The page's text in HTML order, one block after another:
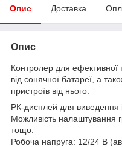
Опис Доставка
Опис
Контролер для ефективної
від сонячної батареї, а
пристроїв від нього.
РК-дисплей для виведення
Можливість налаштування
тощо.
Робоча напруга: 12/24 В